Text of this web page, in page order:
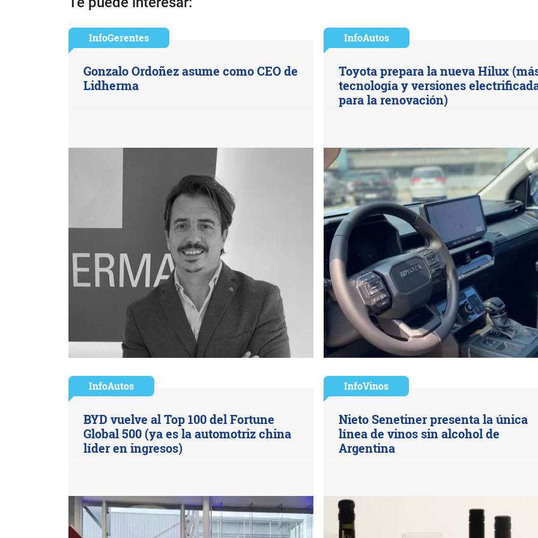
InfoGerentes
Gonzalo Ordoñez asume como CEO de
Lidherma
InfoAutos
Toyota prepara la nueva Hilux
tecnología y versiones
para la renovación)
InfoAutos
BYD vuelve al Top 100 del Fortune
Global 500 (ya es la automotriz china
líder en ingresos)
InfoVinos
Nieto Senetiner presenta la única
línea de vinos sin alcohol de
Argentina